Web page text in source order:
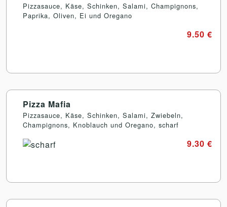
Pizzasauce, Käse, Schinken, Salami, Champignons,
Paprika, Oliven, Ei und Oregano
9.50 €
Pizza Mafia
Pizzasauce, Käse, Schinken, Salami, Zwiebeln,
Champignons, Knoblauch und Oregano, scharf
9.30 €